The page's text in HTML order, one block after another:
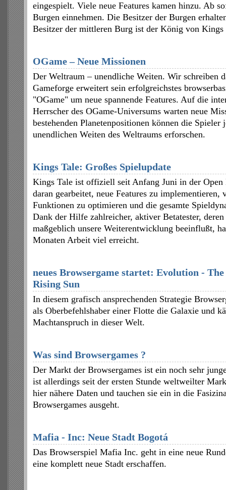
eingespielt. Viele neue Features kamen hinzu. Ab
Burgen einnehmen. Die Besitzer der Burgen
Besitzer der mittleren Burg ist der König von Kings
OGame – Neue Missionen
Der Weltraum – unendliche Weiten. Wir schreiben
Gameforge erweitert sein erfolgreichstes
"OGame" um neue spannende Features. Auf die
Herrscher des OGame-Universums warten neue
bestehenden Planetenpositionen können die Spieler
unendlichen Weiten des Weltraums erforschen.
Kings Tale: Großes Spielupdate
Kings Tale ist offiziell seit Anfang Juni in der Open
daran gearbeitet, neue Features zu implementieren,
Funktionen zu optimieren und die gesamte
Dank der Hilfe zahlreicher, aktiver Betatester, deren
maßgeblich unsere Weiterentwicklung beeinflußt,
Monaten Arbeit viel erreicht.
neues Browsergame startet: Evolution - The
Rising Sun
In diesem grafisch ansprechenden Strategie
als Oberbefehlshaber einer Flotte die Galaxie und
Machtanspruch in dieser Welt.
Was sind Browsergames ?
Der Markt der Browsergames ist ein noch sehr
ist allerdings seit der ersten Stunde weltweilter
hier nähere Daten und tauchen sie ein in die
Browsergames ausgeht.
Mafia - Inc: Neue Stadt Bogotá
Das Browserspiel Mafia Inc. geht in eine neue
eine komplett neue Stadt erschaffen.